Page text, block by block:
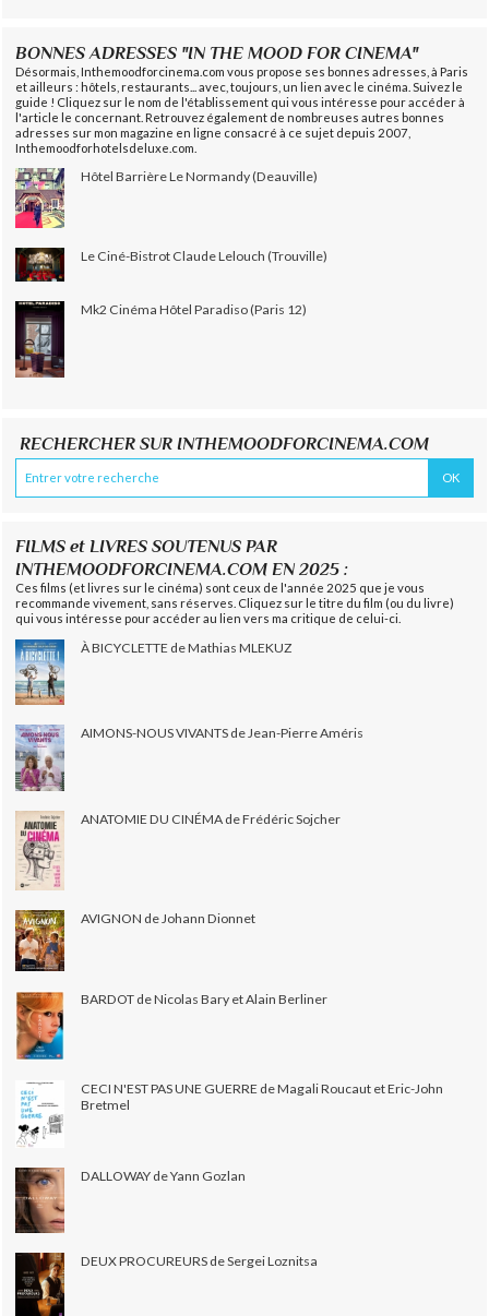
BONNES ADRESSES "IN THE MOOD FOR CINEMA"
Désormais, Inthemoodforcinema.com vous propose ses bonnes adresses, à Paris
et ailleurs : hôtels, restaurants... avec, toujours, un lien avec le cinéma. Suivez le
guide ! Cliquez sur le nom de l'établissement qui vous intéresse pour accéder à
l'article le concernant. Retrouvez également de nombreuses autres bonnes
adresses sur mon magazine en ligne consacré à ce sujet depuis 2007,
Inthemoodforhotelsdeluxe.com.
Hôtel Barrière Le Normandy (Deauville)
Le Ciné-Bistrot Claude Lelouch (Trouville)
Mk2 Cinéma Hôtel Paradiso (Paris 12)
RECHERCHER SUR INTHEMOODFORCINEMA.COM
FILMS et LIVRES SOUTENUS PAR
INTHEMOODFORCINEMA.COM EN 2025 :
Ces films (et livres sur le cinéma) sont ceux de l'année 2025 que je vous
recommande vivement, sans réserves. Cliquez sur le titre du film (ou du livre)
qui vous intéresse pour accéder au lien vers ma critique de celui-ci.
À BICYCLETTE de Mathias MLEKUZ
AIMONS-NOUS VIVANTS de Jean-Pierre Améris
ANATOMIE DU CINÉMA de Frédéric Sojcher
AVIGNON de Johann Dionnet
BARDOT de Nicolas Bary et Alain Berliner
CECI N'EST PAS UNE GUERRE de Magali Roucaut et Eric-John
Bretmel
DALLOWAY de Yann Gozlan
DEUX PROCUREURS de Sergei Loznitsa